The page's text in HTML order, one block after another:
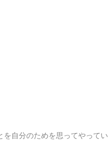
自分のためを思ってやってい